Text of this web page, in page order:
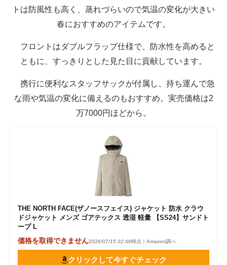
トは防風性も高く、蒸れづらいので気温の変化が大きい
春におすすめのアイテムです。
フロントはダブルフラップ仕様で、防水性を高めると
ともに、すっきりとした見た目に貢献しています。
携行に便利なスタッフサックが付属し、持ち運んで急
な雨や気温の変化に備えるのもおすすめ。実売価格は2
万7000円ほどから。
THE NORTH FACE(ザノースフェイス) ジャケット 防水 クラウ
ドジャケット メンズ ゴアテックス 透湿 軽量 【SS24】サンドト
ープ L
価格を取得できません2026/07/15 02:46時点｜Amazon調べ
クリックして今すぐチェック